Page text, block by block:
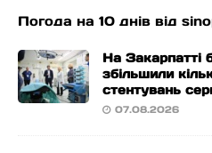
Погода на 10 днів від
На Закарпатті
збільшили
стентувань
07.08.2026